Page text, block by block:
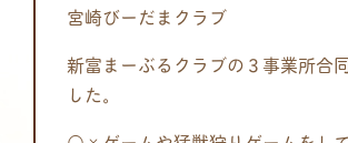
宮崎びーだまクラブ
新富まーぶるクラブの３事業所合
した。